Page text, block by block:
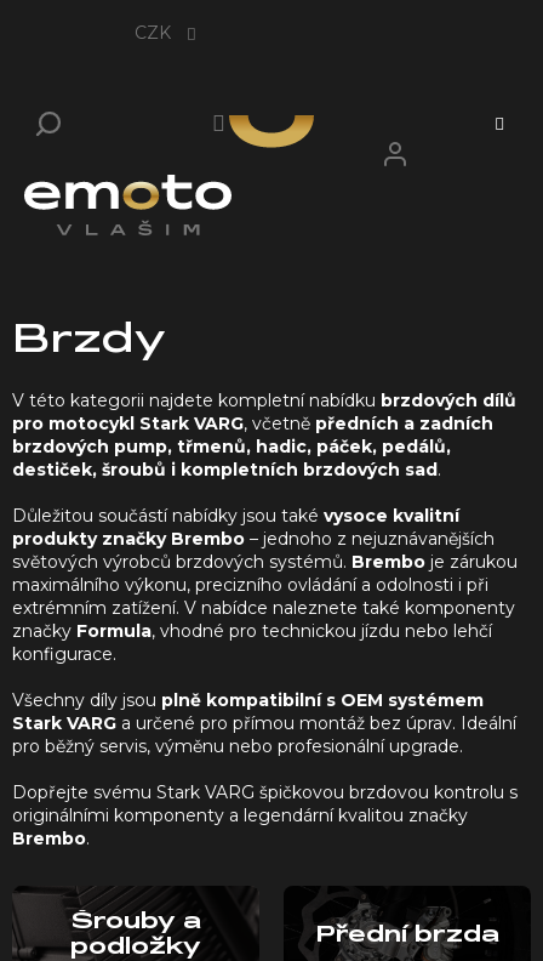
CZK
Brzdy
V této kategorii najdete kompletní nabídku brzdových dílů
pro motocykl Stark VARG, včetně předních a zadních
brzdových pump, třmenů, hadic, páček, pedálů,
destiček, šroubů i kompletních brzdových sad.
Důležitou součástí nabídky jsou také vysoce kvalitní
produkty značky Brembo – jednoho z nejuznávanějších
světových výrobců brzdových systémů. Brembo je zárukou
maximálního výkonu, precizního ovládání a odolnosti i při
extrémním zatížení. V nabídce naleznete také komponenty
značky Formula, vhodné pro technickou jízdu nebo lehčí
konfigurace.
Všechny díly jsou plně kompatibilní s OEM systémem
Stark VARG a určené pro přímou montáž bez úprav. Ideální
pro běžný servis, výměnu nebo profesionální upgrade.
Dopřejte svému Stark VARG špičkovou brzdovou kontrolu s
originálními komponenty a legendární kvalitou značky
Brembo.
Šrouby a
podložky
Přední brzda